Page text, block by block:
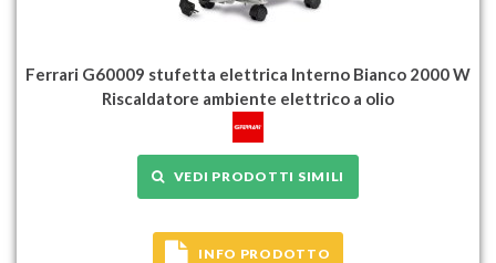
Ferrari G60009 stufetta elettrica Interno Bianco 2000 W
Riscaldatore ambiente elettrico a olio
VEDI PRODOTTI SIMILI
INFO PRODOTTO